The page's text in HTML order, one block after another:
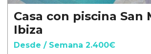
Casa con piscina San
Ibiza
Desde / Semana 2.400€